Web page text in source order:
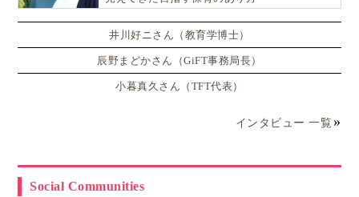
井川好ニさん（教育学博士）
辰野まどかさん（GiFT事務局長）
小暮真久さん（TFT代表）
インタビュー 一覧
Social Communities